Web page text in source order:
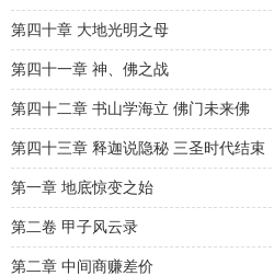
第四十章 大地光明之母
第四十一章 神、佛之战
第四十二章 书山学海立 佛门未来佛
第四十三章 释迦说隐秘 三圣时代结束
第一章 地底惊变之始
第二卷 甲子风云录
第二章 中间商赚差价